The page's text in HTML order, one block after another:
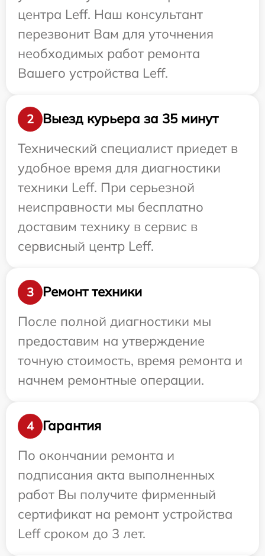
центра Leff. Наш консультант
перезвонит Вам для уточнения
необходимых работ ремонта
Вашего устройства Leff.
2
Выезд курьера за 35 минут
Технический специалист приедет в
удобное время для диагностики
техники Leff. При серьезной
неисправности мы бесплатно
доставим технику в сервис в
сервисный центр Leff.
3
Ремонт техники
После полной диагностики мы
предоставим на утверждение
точную стоимость, время ремонта и
начнем ремонтные операции.
4
Гарантия
По окончании ремонта и
подписания акта выполненных
работ Вы получите фирменный
сертификат на ремонт устройства
Leff сроком до 3 лет.